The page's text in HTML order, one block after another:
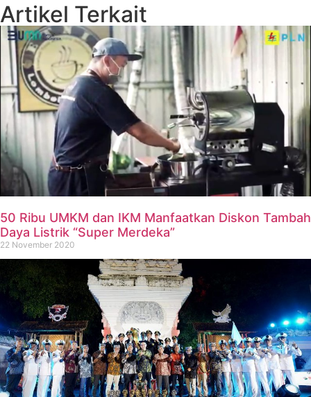
Artikel Terkait
50 Ribu UMKM dan IKM Manfaatkan Diskon Tambah
Daya Listrik “Super Merdeka”
22 November 2020